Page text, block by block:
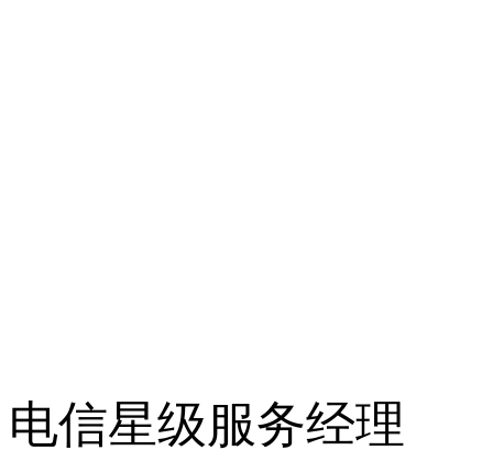
电信星级服务经理